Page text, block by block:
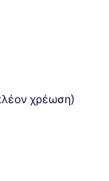
χρέωση)